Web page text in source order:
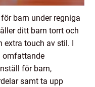
barn under regniga
ditt barn torrt och
touch av stil. I
omfattande
för barn,
samt ta upp